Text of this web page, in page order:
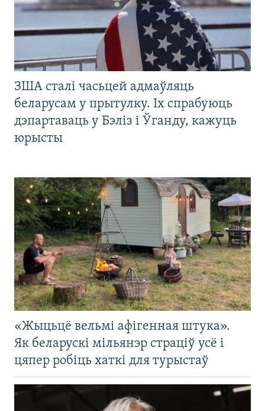
ЗША сталі часьцей адмаўляць
беларусам у прытулку. Іх спрабуюць
дэпартаваць у Бэліз і Ўганду, кажуць
юрысты
«Жыцьцё вельмі афігенная штука».
Як беларускі мільянэр страціў усё і
цяпер робіць хаткі для турыстаў